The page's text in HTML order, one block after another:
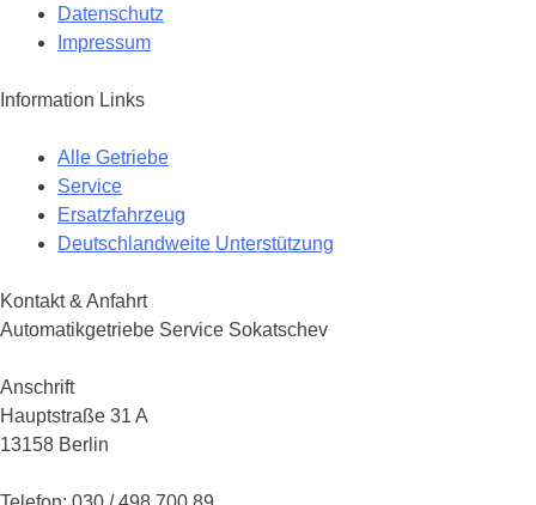
Datenschutz
Impressum
Information Links
Alle Getriebe
Service
Ersatzfahrzeug
Deutschlandweite Unterstützung
Kontakt & Anfahrt
Automatikgetriebe Service Sokatschev
Anschrift
Hauptstraße 31 A
13158 Berlin